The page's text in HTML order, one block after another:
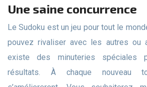
Une saine concurrence
Le Sudoku est un jeu pour tout le monde. Dans ce cas, vous
pouvez rivaliser avec les autres ou
existe des minuteries spéciales
résultats. À chaque nouveau